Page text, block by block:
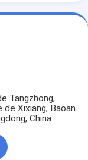
Tangzhong,
de Xixiang, Baoan
China